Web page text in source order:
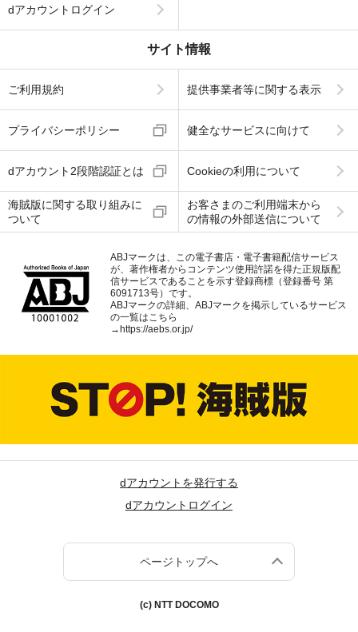
dアカウントログイン
サイト情報
ご利用規約 提供事業者等に関する表示
プライバシーポリシー 健全なサービスに向けて
dアカウント2段階認証とは Cookieの利用について
海賊版に関する取り組みに
ついて
お客さまのご利用端末から
の情報の外部送信について
ABJマークは、この電子書店・電子書籍配信サービス
が、著作権者からコンテンツ使用許諾を得た正規版配
信サービスであることを示す登録商標（登録番号 第
6091713号）です。
ABJマークの詳細、ABJマークを掲示しているサービス
の一覧はこちら
→https://aebs.or.jp/
dアカウントを発行する
dアカウントログイン
ページトップへ
(c) NTT DOCOMO